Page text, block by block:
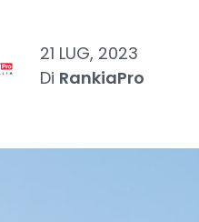
21 LUG, 2023
Di RankiaPro